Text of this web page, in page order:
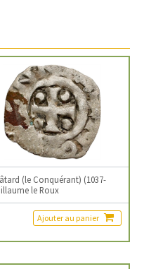
(le Conquérant) (1037-
le Roux
Ajouter au panier